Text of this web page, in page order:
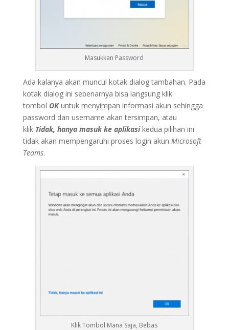
Masukkan Password
Ada kalanya akan muncul kotak dialog tambahan. Pada
kotak dialog ini sebenarnya bisa langsung klik
tombol OK untuk menyimpan informasi akun sehingga
password dan username akan tersimpan, atau
klik Tidak, hanya masuk ke aplikasikedua pilihan ini
tidak akan mempengaruhi proses login akun Microsoft
Teams.
Klik Tombol Mana Saja, Bebas